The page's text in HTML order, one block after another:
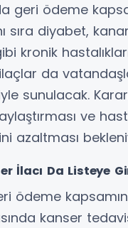
geri ödeme
sıra diyabet,
kronik
da
sunulacak.
ve
azaltması
İlacı Da Listeye
ödeme
kanser